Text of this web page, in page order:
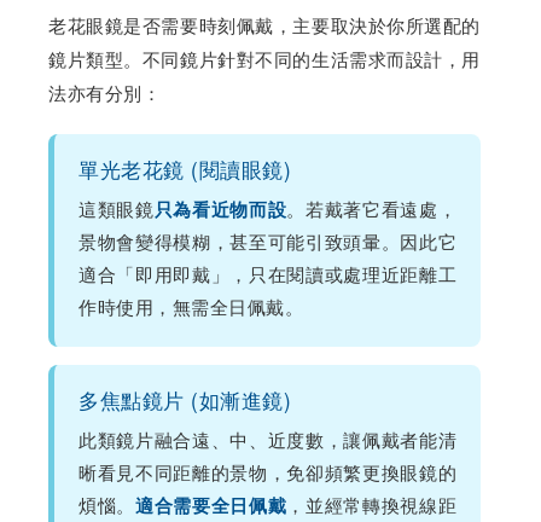
老花眼鏡是否需要時刻佩戴，主要取決於你所選配的
鏡片類型。不同鏡片針對不同的生活需求而設計，用
法亦有分別：
單光老花鏡 (閱讀眼鏡)
這類眼鏡只為看近物而設。若戴著它看遠處，
景物會變得模糊，甚至可能引致頭暈。因此它
適合「即用即戴」，只在閱讀或處理近距離工
作時使用，無需全日佩戴。
多焦點鏡片 (如漸進鏡)
此類鏡片融合遠、中、近度數，讓佩戴者能清
晰看見不同距離的景物，免卻頻繁更換眼鏡的
煩惱。 適合需要全日佩戴 ，並經常轉換視線距